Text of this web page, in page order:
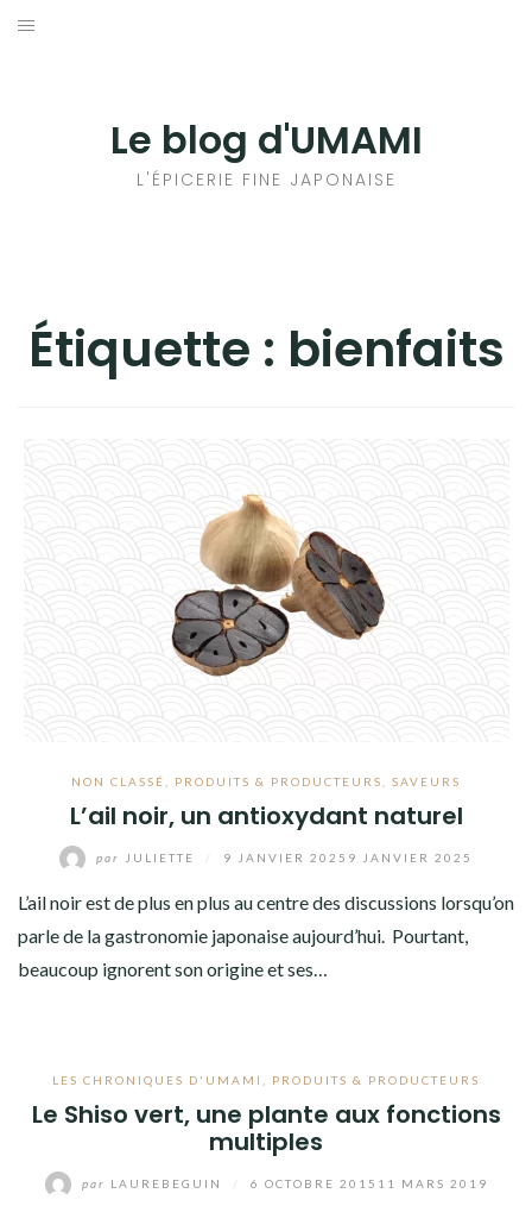
Aller
Le blog d'UMAMI
L'ÉPICERIE FINE JAPONAISE
Étiquette : bienfaits
NON CLASSÉ PRODUITS & PRODUCTEURS SAVEURS
L’ail noir, un antioxydant naturel
par JULIETTE 9 JANVIER 2025 9 JANVIER 2025
L’ail noir est de plus en plus au centre des discussions lorsqu’on
parle de la gastronomie japonaise aujourd’hui. Pourtant,
beaucoup ignorent son origine et ses…
LES CHRONIQUES D'UMAMI PRODUITS & PRODUCTEURS
Le Shiso vert, une plante aux fonctions
multiples
par LAUREBEGUIN 6 OCTOBRE 2015 11 MARS 2019